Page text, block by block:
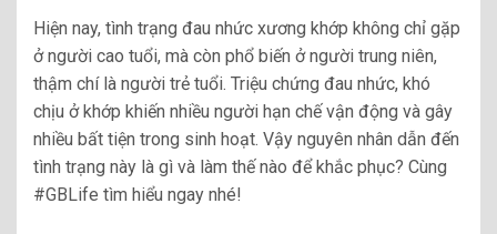
Hiện nay, tình trạng đau nhức xương khớp không chỉ gặp
ở người cao tuổi, mà còn phổ biến ở người trung niên,
thậm chí là người trẻ tuổi. Triệu chứng đau nhức, khó
chịu ở khớp khiến nhiều người hạn chế vận động và gây
nhiều bất tiện trong sinh hoạt. Vậy nguyên nhân dẫn đến
tình trạng này là gì và làm thế nào để khắc phục? Cùng
#GBLife tìm hiểu ngay nhé!